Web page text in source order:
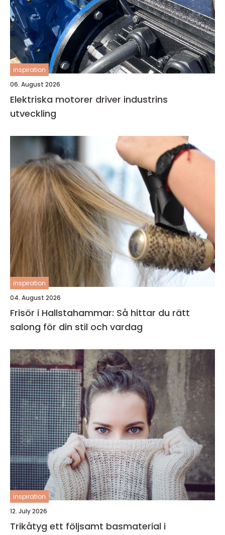
inspiration
06. August 2026
Elektriska motorer driver industrins
utveckling
inspiration
04. August 2026
Frisör i Hallstahammar: Så hittar du rätt
salong för din stil och vardag
inspiration
12. July 2026
Trikåtyg ett följsamt basmaterial i